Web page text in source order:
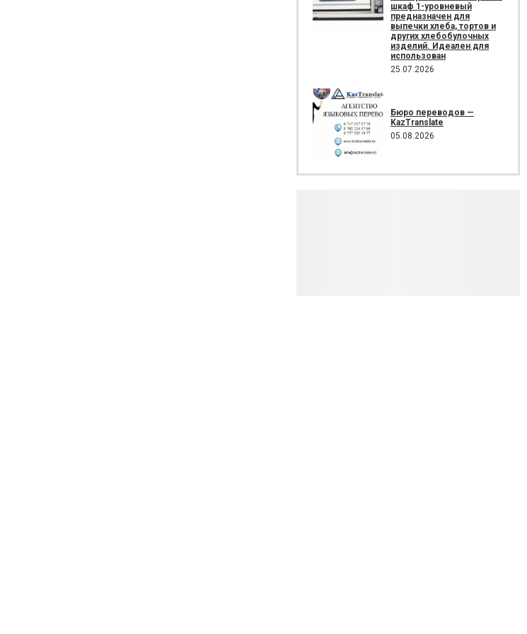
шкаф 1-уровневый
предназначен для
выпечки хлеба, тортов и
других хлебобулочных
изделий. Идеален для
использован
25.07.2026
Бюро переводов —
KazTranslate
05.08.2026